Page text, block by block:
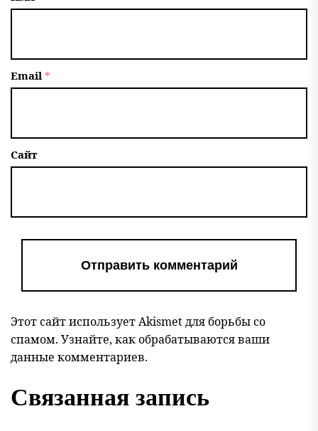
Email *
Сайт
Этот сайт использует Akismet для борьбы со
спамом. Узнайте, как обрабатываются ваши
данные комментариев.
Связанная запись